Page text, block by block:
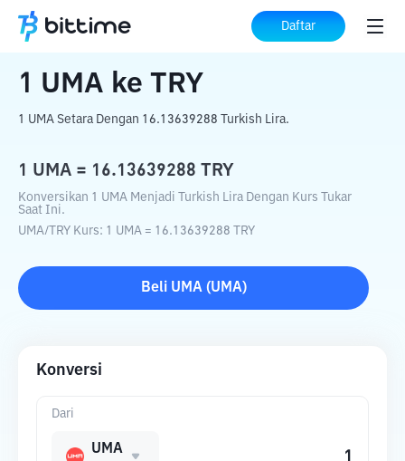
Daftar
Beranda Konverter Kripto ke TRY
1 UMA ke TRY
1 UMA Setara Dengan 16.13639288 Turkish Lira.
1 UMA = 16.13639288 TRY
Konversikan 1 UMA Menjadi Turkish Lira Dengan Kurs Tukar
Saat Ini.
UMA/ TRY Kurs: 1 UMA = 16.13639288 TRY
Beli UMA(UMA)
Konversi
Dari
UMA